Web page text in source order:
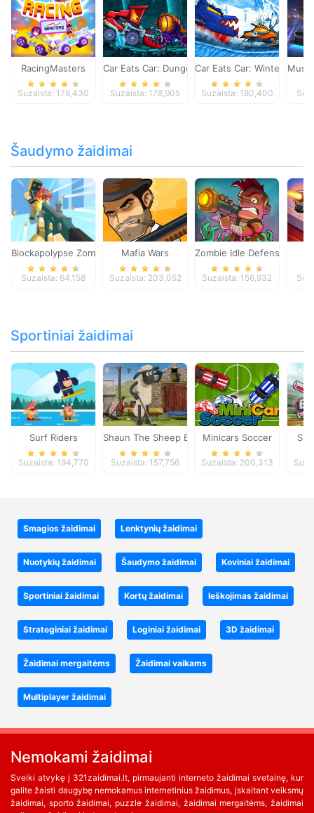
RacingMasters
Suzaista: 178,430
Car Eats Car: Dungeon Adventure
Suzaista: 178,905
Car Eats Car: Winter
Suzaista: 180,400
Šaudymo žaidimai
Blockapolypse Zombie Shooter
Suzaista: 64,158
Mafia Wars
Suzaista: 203,052
Zombie Idle Defense
Suzaista: 156,932
Sportiniai žaidimai
Surf Riders
Suzaista: 194,770
Shaun The Sheep Baahmy Golf
Suzaista: 157,756
Minicars Soccer
Suzaista: 200,313
Smagios žaidimai Lenktynių žaidimai
Nuotykių žaidimai Šaudymo žaidimai Koviniai žaidimai
Sportiniai žaidimai Kortų žaidimai Ieškojimas žaidimai
Strateginiai žaidimai Loginiai žaidimai 3D žaidimai
Žaidimai mergaitėms Žaidimai vaikams
Multiplayer žaidimai
Nemokami žaidimai
Sveiki atvykę į 321zaidimai.lt, pirmaujanti interneto žaidimai svetainę, kur
galite žaisti daugybę nemokamus internetinius žaidimus, įskaitant veiksmų
žaidimai, sporto žaidimai, puzzle žaidimai, žaidimai mergaitėms, žaidimai